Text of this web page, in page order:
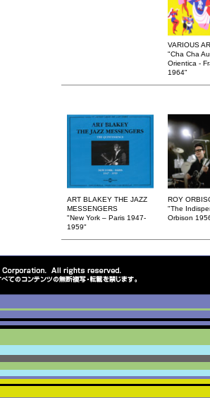
VARIOUS
"Cha Cha
Orientica -
1964"
ART BLAKEY THE JAZZ
MESSENGERS
"New York – Paris 1947-
1959"
ROY
"The
Orbison